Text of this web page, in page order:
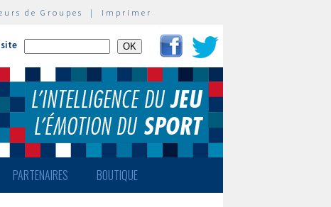
de Groupes | Imprimer
site
PARTENAIRES BOUTIQUE